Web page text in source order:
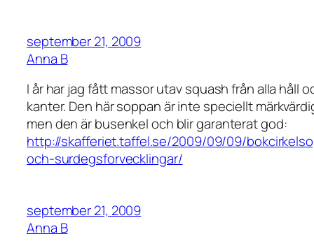
september 21, 2009
Anna B
I år har jag fått massor utav squash från alla håll
kanter. Den här soppan är inte speciellt
men den är busenkel och blir garanterat god:
http://skafferiet.taffel.se/2009/09/09/
och-surdegsforvecklingar/
september 21, 2009
Anna B